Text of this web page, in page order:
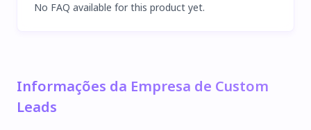
No FAQ available for this product yet.
Informações da Empresa de Custom
Leads